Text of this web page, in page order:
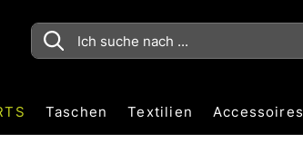
Taschen Textilien Accessoires